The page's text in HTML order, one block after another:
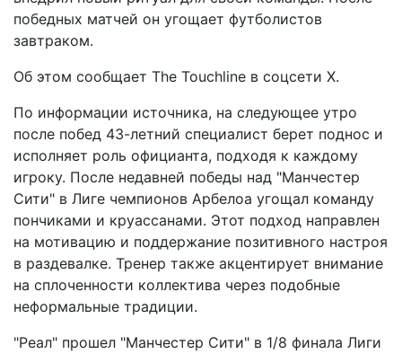
победных матчей он угощает футболистов
завтраком.
Oб этом сообщает The Touchline в соцсети Х.
По информации источника, на следующее утро
после побед 43-летний специалист берет поднос и
исполняет роль официанта, подходя к каждому
игроку. После недавней победы над "Манчестер
Сити" в Лиге чемпионов Арбелоа угощал команду
пончиками и круассанами. Этот подход направлен
на мотивацию и поддержание позитивного настроя
в раздевалке. Тренер также акцентирует внимание
на сплоченности коллектива через подобные
неформальные традиции.
"Реал" прошел "Манчестер Сити" в 1/8 финала Лиги